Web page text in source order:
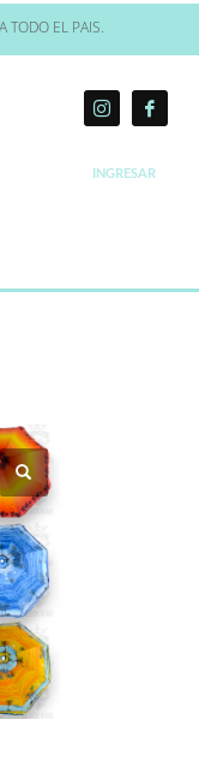
TODO EL PAIS.
INGRESAR